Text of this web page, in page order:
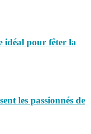
idéal pour fêter la
les passionnés de